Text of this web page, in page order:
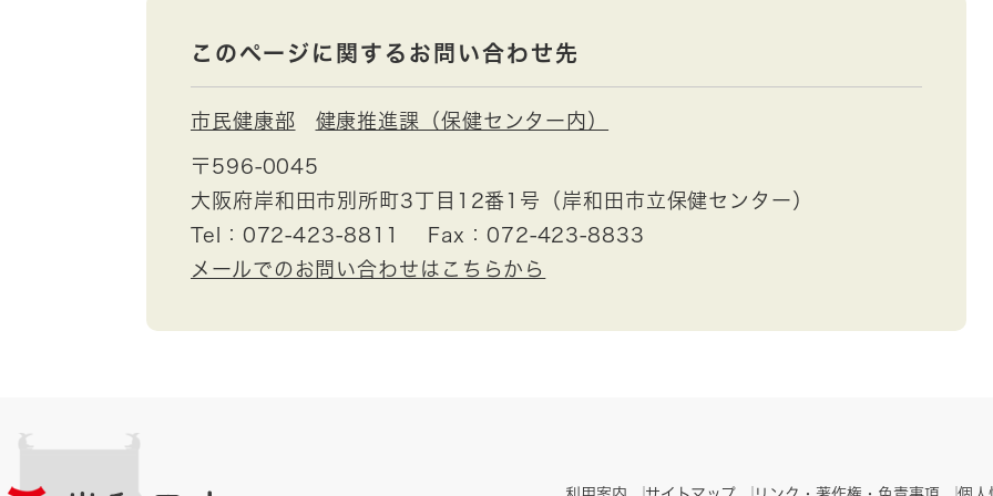
このページに関するお問い合わせ先
市民健康部 健康推進課（保健センター内）
〒596-0045
大阪府岸和田市別所町3丁目12番1号（岸和田市立保健センター）
Tel：072-423-8811
Fax：072-423-8833
メールでのお問い合わせはこちらから